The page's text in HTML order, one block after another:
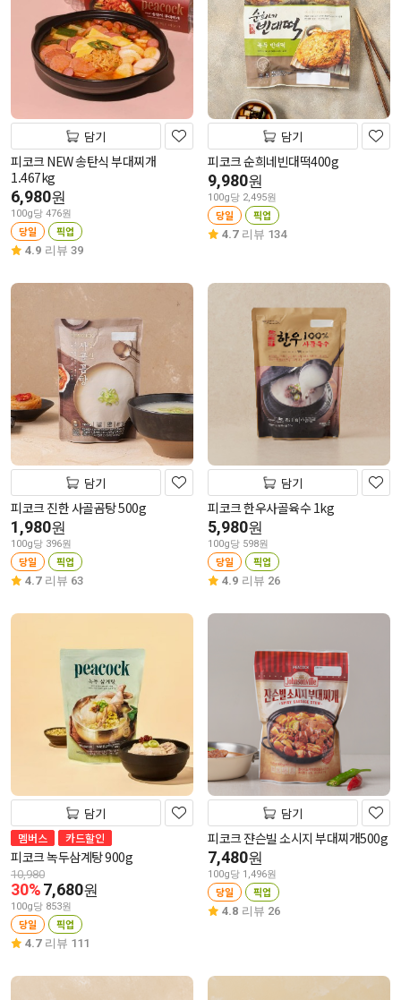
담기
피코크 NEW 송탄식 부대찌개
1.467kg
6,980원
100g당 476원
당일 픽업
4.9 리뷰 39
담기
피코크 순희네빈대떡400g
9,980원
100g당 2,495원
당일 픽업
4.7 리뷰 134
담기
피코크 진한 사골곰탕 500g
1,980원
100g당 396원
당일 픽업
4.7 리뷰 63
담기
피코크 한우사골육수 1kg
5,980원
100g당 598원
당일 픽업
4.9 리뷰 26
담기
멤버스 카드할인
피코크 녹두삼계탕 900g
10,980
30%7,680원
100g당 853원
당일 픽업
4.7 리뷰 111
담기
피코크 쟌슨빌 소시지 부대찌개500g
7,480원
100g당 1,496원
당일 픽업
4.8 리뷰 26